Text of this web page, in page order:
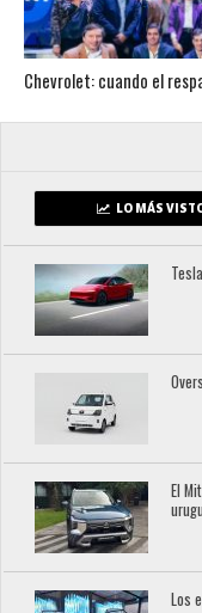
Chevrolet: cuando el
LO MÁS
El
Los